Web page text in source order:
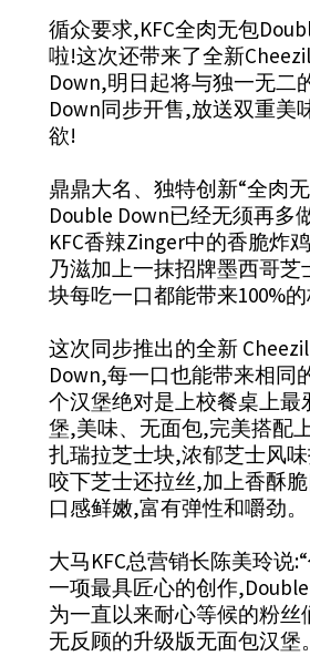
循众要求,KFC全肉无包
啦!这次还带来了全新
Down,明日起将与独一无二
Down同步开售,放送双重美
欲!
鼎鼎大名、独特创新“全肉
Double Down已经无须再多
KFC香辣Zinger中的香脆炸
乃滋加上一抹招牌墨西哥芝
块每吃一口都能带来100%的
这次同步推出的全新
Down,每一口也能带来相同
个汉堡绝对是上校餐桌上最
堡,美味、无面包,完美搭配
扎瑞拉芝士块,浓郁芝士风
咬下芝士还拉丝,加上香酥
口感鲜嫩,富有弹性和嚼劲。
大马KFC总营销长陈美玲说
一项最具匠心的创作
为一直以来耐心等候的粉丝
无反顾的升级版无面包汉堡。